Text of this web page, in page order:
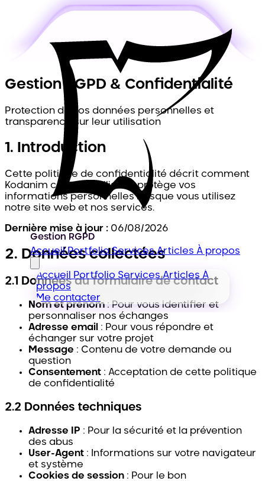
Gestion RGPD
AccueilPortfolioServicesArticles À propos
Accueil Portfolio ServicesArticles À
propos
Me contacter
Gestion RGPD & Confidentialité
Protection de vos données personnelles et
transparence sur leur utilisation
1. Introduction
Cette politique de confidentialité décrit comment
Kodanim collecte, utilise et protège vos
informations personnelles lorsque vous utilisez
notre site web et nos services.
Dernière mise à jour : 06/08/2026
2. Données collectées
2.1 Données du formulaire de contact
Nom et prénom : Pour vous identifier et
personnaliser nos échanges
Adresse email
: Pour vous répondre et
échanger sur votre projet
Message : Contenu de votre demande ou
question
Consentement : Acceptation de cette politique
de confidentialité
2.2 Données techniques
Adresse IP : Pour la sécurité et la prévention
des abus
User-Agent : Informations sur votre navigateur
et système
Cookies de session : Pour le bon